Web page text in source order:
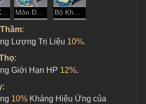
:
Lượng Trị Liệu 10%.
:
Giới Hạn HP 12%.
:
10% Kháng Hiệu Ứng của